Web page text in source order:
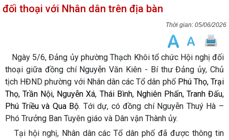
đối thoại với Nhân dân trên địa bàn
05/06/2026
Ngày 5/6, Đảng ủy phường Thạch Khôi tổ chức Hội nghị đối
thoại giữa đồng chí Nguyễn Văn Kiên - Bí thư Đảng ủy, Chủ
tịch HĐND phường với Nhân dân các Tổ dân phốPhú Thọ, Trại
Thọ, Trần Nội, Nguyễn Xá, Thái Bình, Nghiên Phấn, Tranh Đấu,
Phú Triều và Qua Bộ. Tới dự, có đồng chí Nguyễn Thuý Hà –
Phó Trưởng Ban Tuyên giáo và Dân vận Thành ủy.
Tại hội nghị, Nhân dân các Tổ dân phố đã được thông tin